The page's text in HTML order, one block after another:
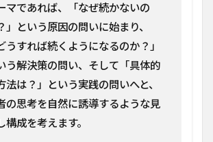
マであれば、「なぜ続かないの
」という原因の問いに始まり、
うすれば続くようになるのか？」
う解決策の問い、そして「具体的
法は？」という実践の問いへと、
の思考を自然に誘導するような見
構成を考えます。